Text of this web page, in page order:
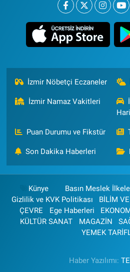
İzmir Nöbetçi Eczaneler
İzmir Namaz Vakitleri
Puan Durumu ve Fikstür
Son Dakika Haberleri
Künye Basın Meslek
Gizlilik ve KVK Politikası
BİLİM
ÇEVRE
Ege Haberleri
KÜLTÜR SANAT
MAGAZİN
YEMEK
Haber Yazılımı: